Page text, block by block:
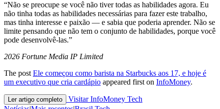
“Não se preocupe se você não tiver todas as habilidades agora. Eu
não tinha todas as habilidades necessárias para fazer este trabalho,
mas tinha interesse e paixão — e sabia que poderia aprender. Não se
limite pensando que não tem o conjunto de habilidades, porque você
pode desenvolvê-las.”
2026 Fortune Media IP Limited
The postEle começou como barista na Starbucks aos 17, e hoje é
um executivo que cria cardápio appeared first on InfoMoney.
Ler artigo completo
Visitar InfoMoney Tech